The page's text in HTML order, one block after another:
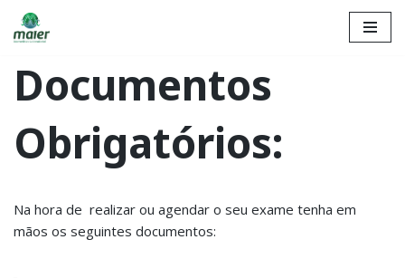
para
Documentos
Obrigatórios:
Na hora de realizar ou agendar o seu exame tenha em
mãos os seguintes documentos: